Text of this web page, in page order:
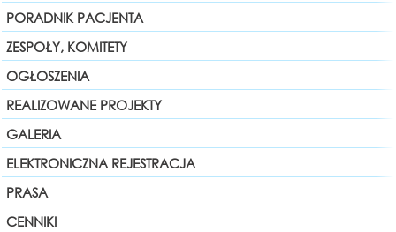
PORADNIK PACJENTA
ZESPOŁY, KOMITETY
OGŁOSZENIA
REALIZOWANE PROJEKTY
GALERIA
ELEKTRONICZNA REJESTRACJA
PRASA
CENNIKI